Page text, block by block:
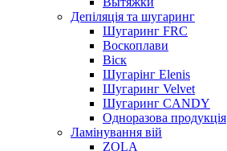
Депіляція та шугаринг
Шугаринг FRC
Воскоплави
Віск
Шугарінг Elenis
Шугаринг Velvet
Шугаринг CANDY
Одноразова продукція
Ламінування вій
ZOLA